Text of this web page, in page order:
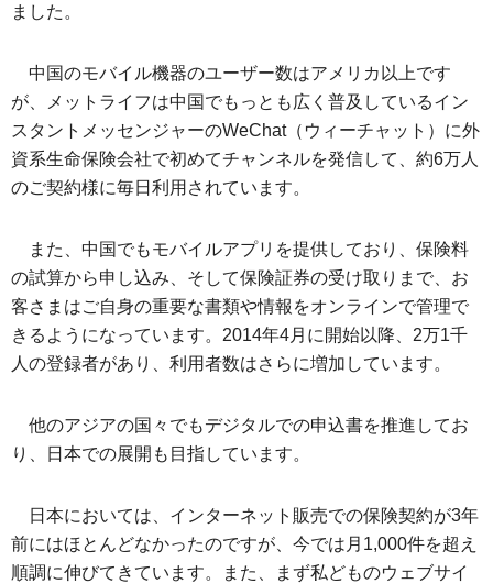
ました。
中国のモバイル機器のユーザー数はアメリカ以上です
が、メットライフは中国でもっとも広く普及しているイン
スタントメッセンジャーのWeChat（ウィーチャット）に外
資系生命保険会社で初めてチャンネルを発信して、約6万人
のご契約様に毎日利用されています。
また、中国でもモバイルアプリを提供しており、保険料
の試算から申し込み、そして保険証券の受け取りまで、お
客さまはご自身の重要な書類や情報をオンラインで管理で
きるようになっています。2014年4月に開始以降、2万1千
人の登録者があり、利用者数はさらに増加しています。
他のアジアの国々でもデジタルでの申込書を推進してお
り、日本での展開も目指しています。
日本においては、インターネット販売での保険契約が3年
前にはほとんどなかったのですが、今では月1,000件を超え
順調に伸びてきています。また、まず私どものウェブサイ